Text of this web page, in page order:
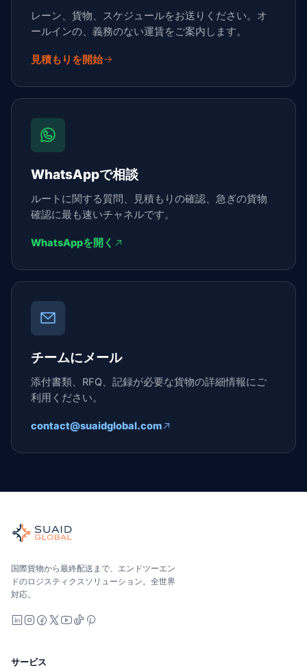
レーン、貨物、スケジュールをお送りください。オ
ールインの、義務のない運賃をご案内します。
見積もりを開始
WhatsAppで相談
ルートに関する質問、見積もりの確認、急ぎの貨物
確認に最も速いチャネルです。
WhatsAppを開く
チームにメール
添付書類、RFQ、記録が必要な貨物の詳細情報にご
利用ください。
contact@suaidglobal.com
世界の海、空、陸、税関、倉庫を担当する独立した貨物オー
海洋、空、地上 — キャリア中立で比較し、オールインで見
Suaid Global はキャリア容量を販売しません。各レーンは海
国際貨物から最終配送まで、エンドツーエン
ドのロジスティクスソリューション。全世界
対応。
LinkedIn
Instagram
Facebook
X YouTube
TikTok
サービス